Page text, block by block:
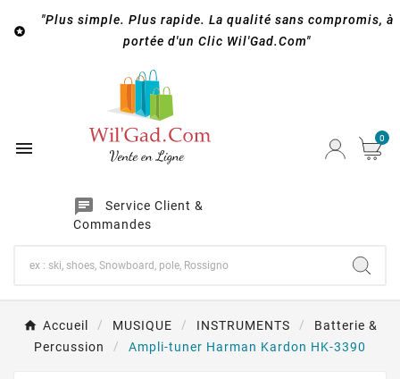

"Plus simple. Plus rapide. La qualité sans compromis, à
portée d'un Clic Wil'Gad.Com"

chat
Service Client &
Commandes
0
Accueil MUSIQUE INSTRUMENTS
Batterie &
Percussion
Ampli-tuner Harman Kardon HK-3390